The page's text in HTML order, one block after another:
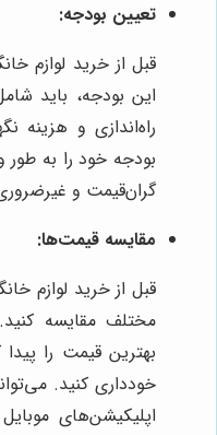
تعیین بودجه:
قبل از خرید لوازم
این بودجه، باید
راه‌اندازی و هزینه
بودجه خود را به طور
گران‌قیمت و
مقایسه قیمت‌ها:
قبل از خرید لوازم
مختلف مقایسه
بهترین قیمت را پیدا
خودداری کنید.
اپلیکیشن‌های